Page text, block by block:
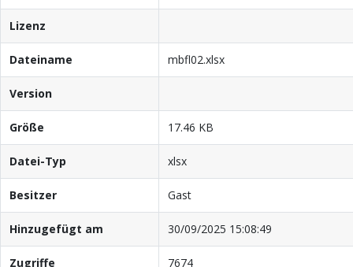
Lizenz
Dateiname mbfl02.xlsx
Version
Größe 17.46 KB
Datei-Typ xlsx
Besitzer Gast
Hinzugefügt am 30/09/2025 15:08:49
Zugriffe 7674